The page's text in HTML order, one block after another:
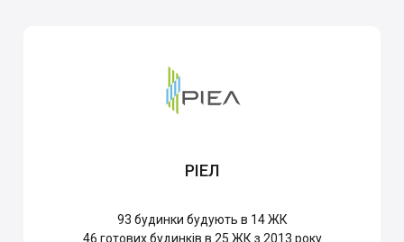
РІЕЛ
93 будинки будують в 14 ЖК
46 готових будинків в 25 ЖК з 2013 року